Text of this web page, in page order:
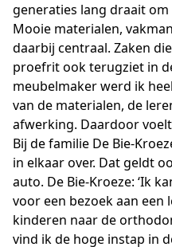
generaties lang draait
Mooie materialen,
daarbij centraal. Zaken
proefrit ook terugziet in de
meubelmaker werd ik
van de materialen, de
afwerking. Daardoor
Bij de familie De Bie-
in elkaar over. Dat geldt
auto. De Bie-Kroeze: ‘Ik
voor een bezoek aan een
kinderen naar de
vind ik de hoge instap in